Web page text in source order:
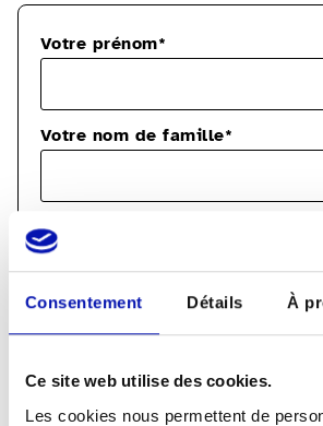
Consentement Détails À
Ce site web utilise des cookies.
Les cookies nous permettent de
Veuillez
champ
vide.
Votre prénom*
Votre nom de famille*
Votre e-mail
Sujet